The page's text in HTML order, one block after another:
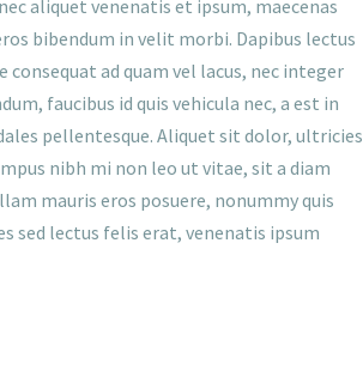
aliquet venenatis et ipsum, maecenas
bibendum in velit morbi. Dapibus lectus
ad quam vel lacus, nec integer
faucibus id quis vehicula nec, a est in
pellentesque. Aliquet sit dolor, ultricies
nibh mi non leo ut vitae, sit a diam
mauris eros posuere, nonummy quis
sed lectus felis erat, venenatis ipsum